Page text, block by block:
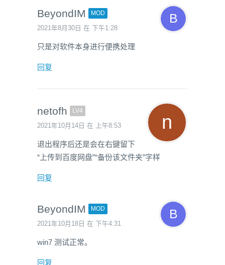
BeyondIM MOD
2021年8月30日 在 下午1:28
只是对软件本身进行便携处理
回复
netofh LV4
2021年10月14日 在 上午8:53
退出程序后还是会在右键留下
“上传到百度网盘”“备份该文件夹”字样
回复
BeyondIM MOD
2021年10月18日 在 下午4:31
win7 测试正常。
回复